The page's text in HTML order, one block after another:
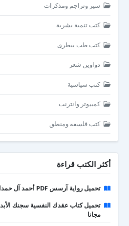
سير وتراجم ومذكرات
كتب تنمية بشرية
كتب طب بيطرى
دواوين شعر
كتب سياسية
كمبيوتر وانترنت
كتب فلسفة ومنطق
أكثر الكتب قراءة
تحميل رواية آرسس PDF أحمد آل حمدان
مجانا